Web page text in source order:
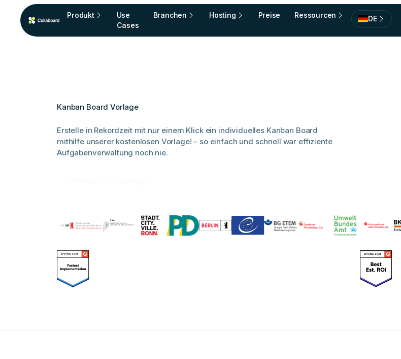
Produkt
Use
Cases
Branchen Hosting Preise Ressourcen DE
Kanban Board Vorlage
Erstelle in Rekordzeit mit nur einem Klick ein individuelles Kanban Board
mithilfe unserer kostenlosen Vorlage! – so einfach und schnell war effiziente
Aufgabenverwaltung noch nie.